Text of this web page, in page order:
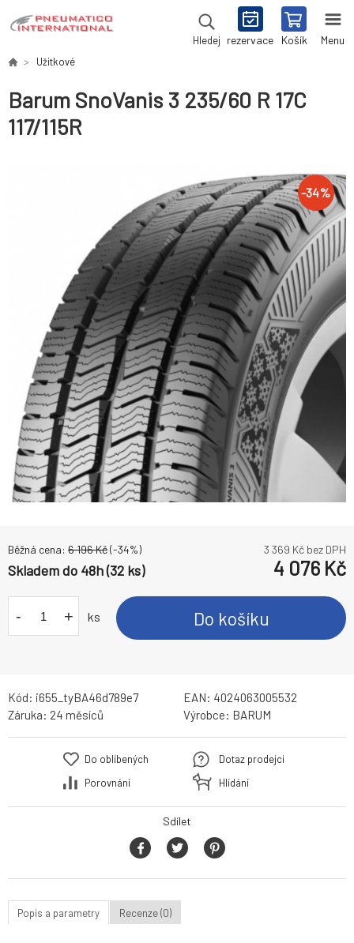
Hledej rezervace Košík Menu
Užitkové
Barum SnoVanis 3 235/60 R 17C
117/115R
-34%
Běžná cena: 6 196Kč(-34%) 3 369 Kč bez DPH
Skladem do 48h (32 ks) 4 076 Kč
- + ks Do košíku
Kód: i655_tyBA46d789e7 EAN: 4024063005532
Záruka: 24 měsíců Výrobce: BARUM
Do oblíbených
Porovnání
Dotaz prodejci
Hlídání
Sdílet
Popis a parametry Recenze (0)